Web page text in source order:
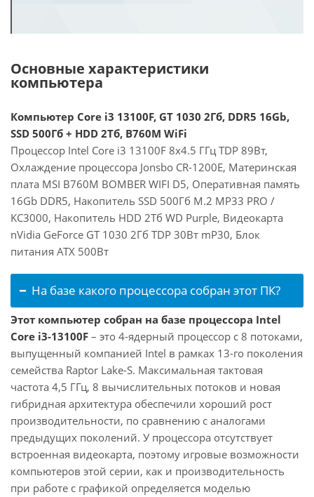
Основные характеристики
компьютера
Компьютер Core i3 13100F, GT 1030 2Гб, DDR5 16Gb,
SSD 500Гб + HDD 2Тб, B760M WiFi
Процессор Intel Core i3 13100F 8x4.5 ГГц TDP 89Вт,
Охлаждение процессора Jonsbo CR-1200E, Материнская
плата MSI B760M BOMBER WIFI D5, Оперативная память
16Gb DDR5, Накопитель SSD 500Гб M.2 MP33 PRO /
KC3000, Накопитель HDD 2Тб WD Purple, Видеокарта
nVidia GeForce GT 1030 2Гб TDP 30Вт mP30, Блок
питания ATX 500Вт
На базе какого процессора собран этот ПК?
Этот компьютер собран на базе процессора Intel
Core i3-13100F – это 4-ядерный процессор с 8 потоками,
выпущенный компанией Intel в рамках 13-го поколения
семейства Raptor Lake-S. Максимальная тактовая
частота 4,5 ГГц, 8 вычислительных потоков и новая
гибридная архитектура обеспечили хороший рост
производительности, по сравнению с аналогами
предыдущих поколений. У процессора отсутствует
встроенная видеокарта, поэтому игровые возможности
компьютеров этой серии, как и производительность
при работе с графикой определяется моделью